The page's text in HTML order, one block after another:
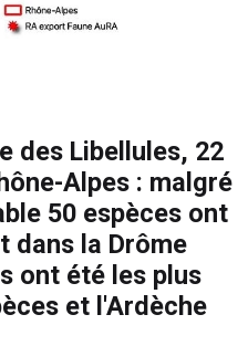
des Libellules, 22
Alpes : malgré
50 espèces ont
dans la Drôme
ont été les plus
et l'Ardèche